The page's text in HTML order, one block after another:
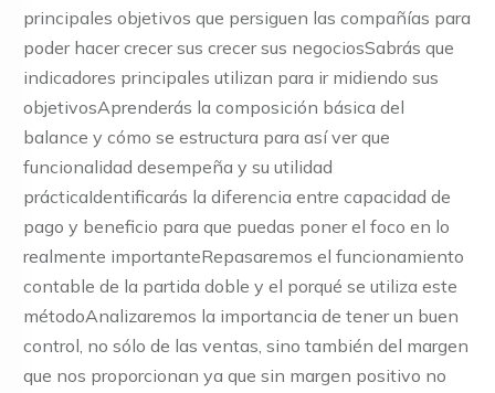
principales objetivos que persiguen las compañías para
poder hacer crecer sus crecer sus negociosSabrás que
indicadores principales utilizan para ir midiendo sus
objetivosAprenderás la composición básica del
balance y cómo se estructura para así ver que
funcionalidad desempeña y su utilidad
prácticaIdentificarás la diferencia entre capacidad de
pago y beneficio para que puedas poner el foco en lo
realmente importanteRepasaremos el funcionamiento
contable de la partida doble y el porqué se utiliza este
métodoAnalizaremos la importancia de tener un buen
control, no sólo de las ventas, sino también del margen
que nos proporcionan ya que sin margen positivo no